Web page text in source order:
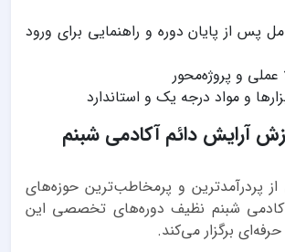
پس از پایان دوره و راهنمایی برای ورود
عملی و پروژه‌محور
و مواد درجه یک و استاندارد
آرایش دائم آکادمی شبنم
پردرآمدترین و پرمخاطب‌ترین حوزه‌های
شبنم نظیف دوره‌های تخصصی این
برگزار می‌کند.